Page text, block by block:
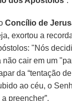
Concílio de
exortou a
"Nós
não cair em um
da “tentação
ao céu, o
preencher”.